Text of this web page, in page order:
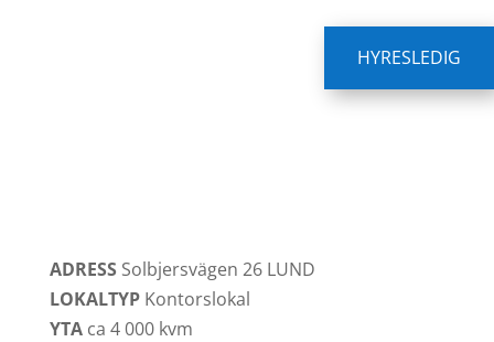
HYRESLEDIG
ADRESS Solbjersvägen 26 LUND
LOKALTYPKontorslokal
YTA ca 4 000 kvm